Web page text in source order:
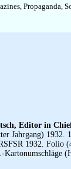
Propaganda,
Editor in
Jahrgang) 1932.
1932. Folio
Kartonumschläge